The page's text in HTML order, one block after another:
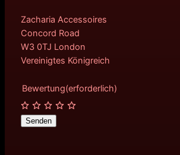
€
Zacharia Accessoires
Concord Road
W3 0TJ London
Vereinigtes Königreich
Bewertung(erforderlich)
Senden